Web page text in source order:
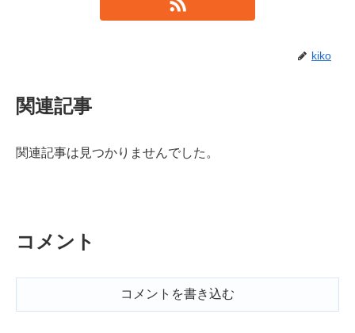
kiko
関連記事
関連記事は見つかりませんでした。
コメント
コメントを書き込む